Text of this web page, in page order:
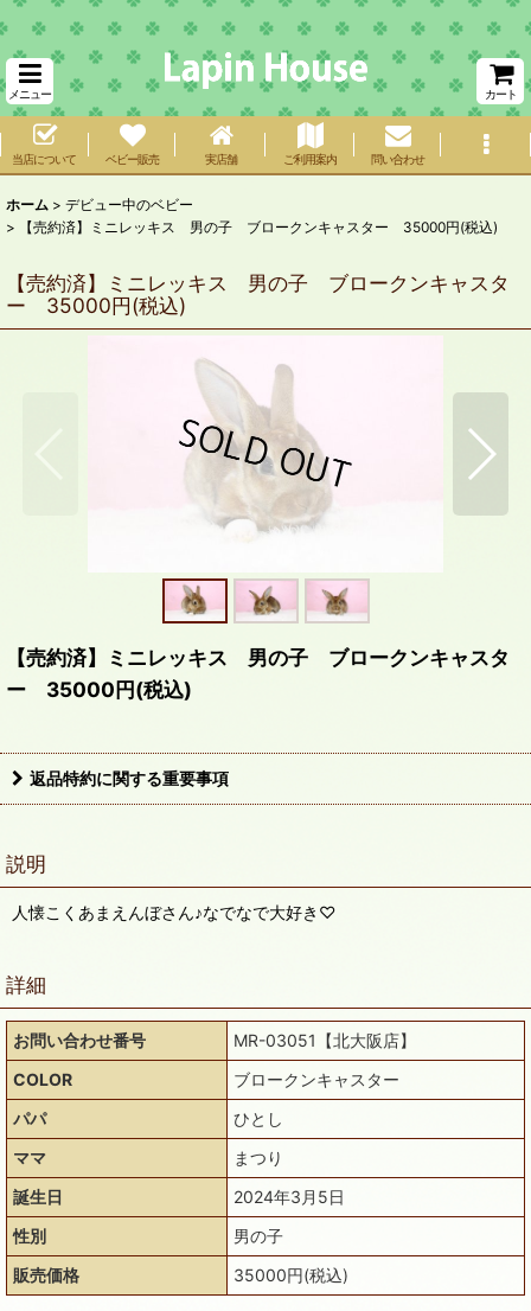
メニュー カート
当店について ベビー販売 実店舗 ご利用案内 問い合わせ
ホーム > デビュー中のベビー
>
【売約済】ミニレッキス 男の子 ブロークンキャスター 35000円(税込)
【売約済】ミニレッキス 男の子 ブロークンキャスタ
ー 35000円(税込)
【売約済】ミニレッキス 男の子 ブロークンキャスタ
ー 35000円(税込)
返品特約に関する重要事項
説明
人懐こくあまえんぼさん♪なでなで大好き♡
詳細
お問い合わせ番号
MR-03051【北大阪店】
COLOR
ブロークンキャスター
パパ
ひとし
ママ
まつり
誕生日
2024年3月5日
性別
男の子
販売価格
35000円(税込)